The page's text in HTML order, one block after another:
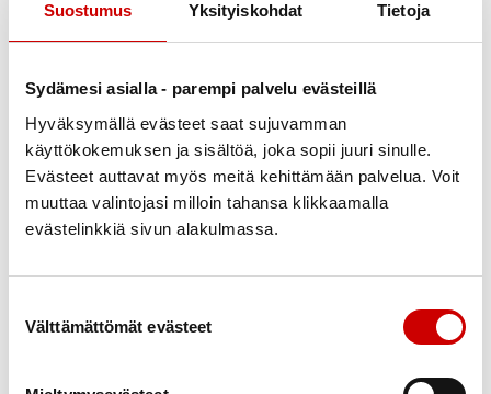
Suostumus Yksityiskohdat Tietoja
Sydämesi asialla - parempi palvelu evästeillä
Hyväksymällä evästeet saat sujuvamman
käyttökokemuksen ja sisältöä, joka sopii juuri sinulle.
Evästeet auttavat myös meitä kehittämään palvelua. Voit
muuttaa valintojasi milloin tahansa klikkaamalla
evästelinkkiä sivun alakulmassa.
Välttämättömät evästeet
Julkaistu 2.11.2022
Jaa Whatsapp
Jaa Facebook
Jaa TwitterJaa Linkedin
Jaa EmailJaa Print
Messussa kokoonnumme yhteen rukoilemaan,
perustus.